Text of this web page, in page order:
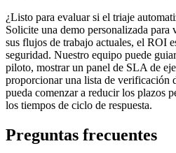
¿Listo para evaluar si el triaje
Solicite una demo personalizada
sus flujos de trabajo actuales, el ROI
seguridad. Nuestro equipo puede
piloto, mostrar un panel de SLA de
proporcionar una lista de verificación
pueda comenzar a reducir los plazos
los tiempos de ciclo de respuesta.
Preguntas frecuentes